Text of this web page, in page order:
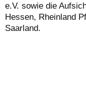
e.V. sowie die
Hessen, Rheinland
Saarland.